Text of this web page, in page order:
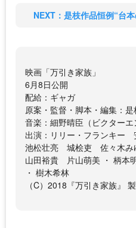
NEXT：是枝作品恒例“台
映画「万引き家族」
6月8日公開
配給：ギャガ
原案・監督・脚本・編集：是
音楽：細野晴臣（ビクターエ
出演：リリー・フランキ
池松壮亮 城桧吏 佐々木
山田裕貴 片山萌美 ・ 柄
・ 樹木希林
（C）2018『万引き家族』